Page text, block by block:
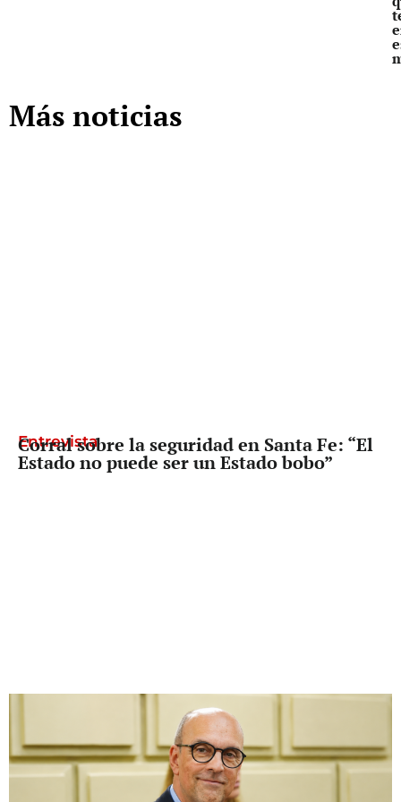
Más noticias
Entrevista
Corral sobre la seguridad en Santa Fe: “El
Estado no puede ser un Estado bobo”
Diputado Provincial
Palo Oliver busca que reclamarle los